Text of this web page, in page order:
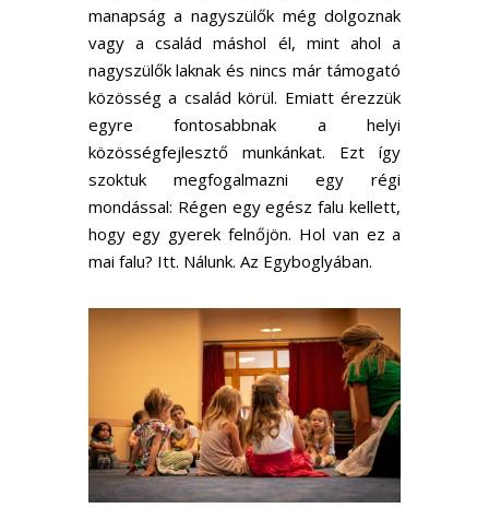
manapság a nagyszülők még dolgoznak
vagy a család máshol él, mint ahol a
nagyszülők laknak és nincs már támogató
közösség a család körül. Emiatt érezzük
egyre fontosabbnak a helyi
közösségfejlesztő munkánkat. Ezt így
szoktuk megfogalmazni egy régi
mondással: Régen egy egész falu kellett,
hogy egy gyerek felnőjön. Hol van ez a
mai falu? Itt. Nálunk. Az Egyboglyában.